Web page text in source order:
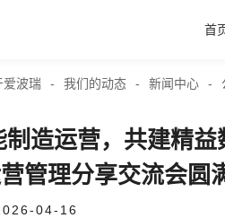
首
爱波瑞 - 我们的动态 - 新闻中心 -
制造运营，共建精
管理分享交流会圆
04-16